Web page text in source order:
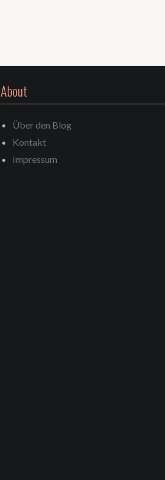
About
Über den Blog
Kontakt
Impressum